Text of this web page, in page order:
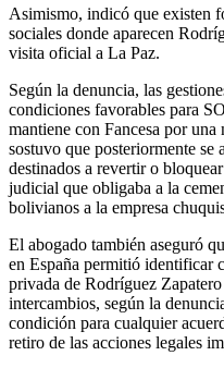
Asimismo, indicó que existen
sociales donde aparecen
visita oficial a La Paz.
Según la denuncia, las
condiciones favorables para
mantiene con Fancesa por
sostuvo que posteriormente se
destinados a revertir o
judicial que obligaba a la
bolivianos a la empresa
El abogado también aseguró
en España permitió identificar
privada de Rodríguez
intercambios, según la
condición para cualquier
retiro de las acciones legales